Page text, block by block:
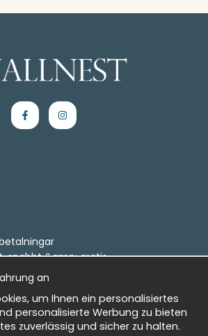
snabbt &amp; gratis
an
um Ihnen ein personalisiertes
personalisierte Werbung zu bieten
zuverlässig und sicher zu halten.